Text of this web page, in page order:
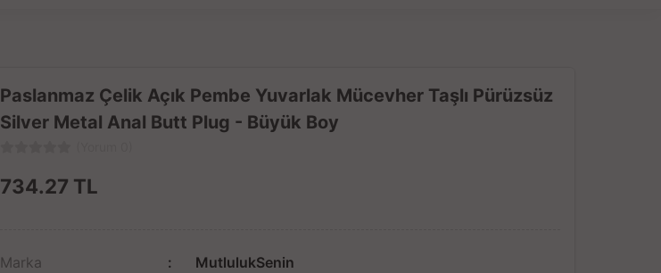
Paslanmaz Çelik Açık Pembe Yuvarlak Mücevher Taşlı Pürüzsüz
Silver Metal Anal Butt Plug - Büyük Boy
734.27 TL
Marka
MutlulukSenin